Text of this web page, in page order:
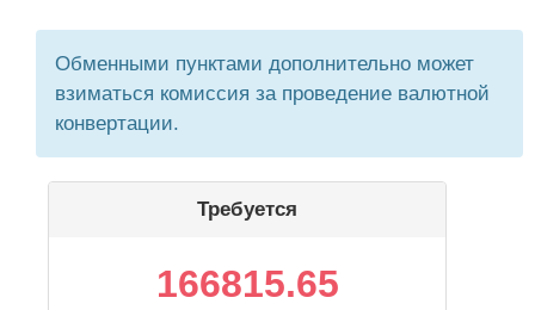
Обменными пунктами дополнительно может
взиматься комиссия за проведение валютной
конвертации.
Требуется
166815.65